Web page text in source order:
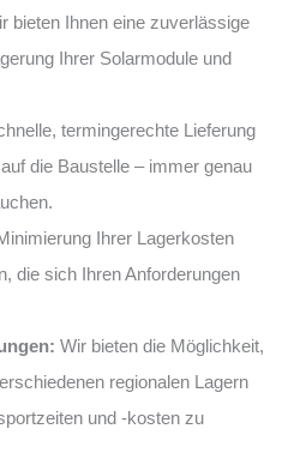
bieten Ihnen eine zuverlässige
Ihrer Solarmodule und
termingerechte Lieferung
die Baustelle – immer genau
Ihrer Lagerkosten
die sich Ihren Anforderungen
Wir bieten die Möglichkeit,
regionalen Lagern
und -kosten zu